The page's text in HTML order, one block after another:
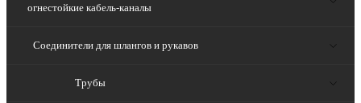
огнестойкие кабель-каналы
Соединители для шлангов и рукавов
Трубы